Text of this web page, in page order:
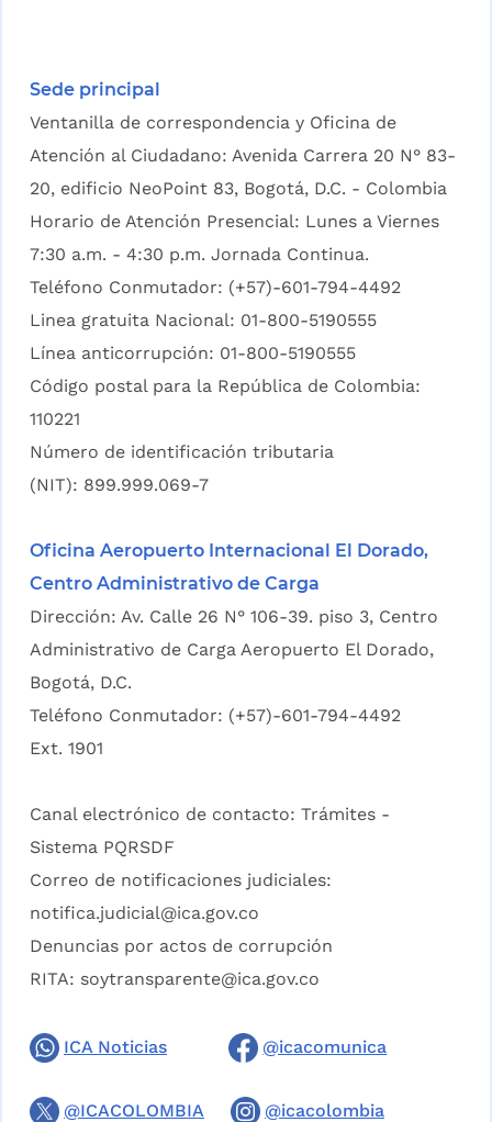
Sede principal
Ventanilla de correspondencia y Oficina de
Atención al Ciudadano: Avenida Carrera 20 N° 83-
20, edificio NeoPoint 83, Bogotá, D.C. - Colombia
Horario de Atención Presencial: Lunes a Viernes
7:30 a.m. - 4:30 p.m. Jornada Continua.
Teléfono Conmutador: (+57)-601-794-4492
Linea gratuita Nacional: 01-800-5190555
Línea anticorrupción: 01-800-5190555
Código postal para la República de Colombia:
110221
Número de identificación tributaria
(NIT): 899.999.069-7
Oficina Aeropuerto Internacional El Dorado,
Centro Administrativo de Carga
Dirección: Av. Calle 26 N° 106-39. piso 3, Centro
Administrativo de Carga Aeropuerto El Dorado,
Bogotá, D.C.
Teléfono Conmutador: (+57)-601-794-4492
Ext. 1901
Canal electrónico de contacto: Trámites -
Sistema PQRSDF
Correo de notificaciones judiciales:
notifica.judicial@ica.gov.co
Denuncias por actos de corrupción
RITA: soytransparente@ica.gov.co
ICA Noticias @icacomunica
@ICACOLOMBIA @icacolombia